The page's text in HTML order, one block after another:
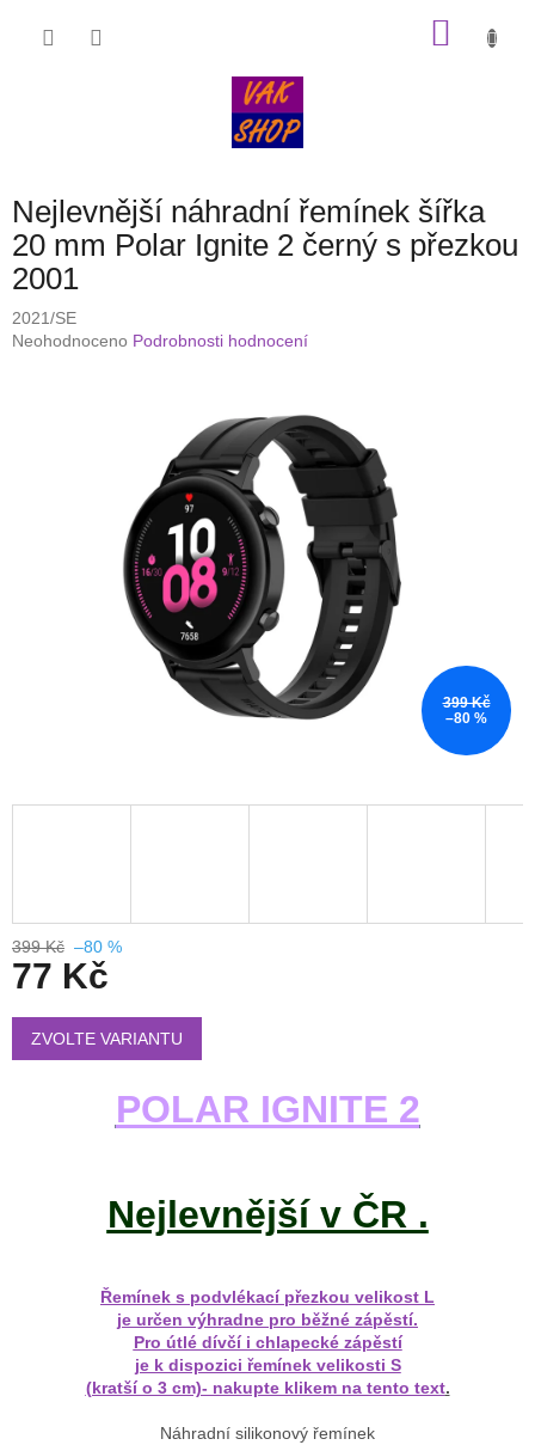
Nejlevnější náhradní řemínek šířka
20 mm Polar Ignite 2 černý s přezkou
2001
2021/SE
Průměrné
Neohodnoceno Podrobnosti hodnocení
399 Kč
–80 %
399 Kč –80 %
77 Kč
Měrná
cena:
ZVOLTE VARIANTU
POLAR IGNITE 2
Nejlevnější v ČR .
Řemínek s podvlékací přezkou velikost L
je určen výhradne pro běžné zápěstí.
Pro útlé dívčí i chlapecké zápěstí
je k dispozici řemínek velikosti S
(kratší o 3 cm)- nakupte klikem na tento text.
Náhradní silikonový řemínek